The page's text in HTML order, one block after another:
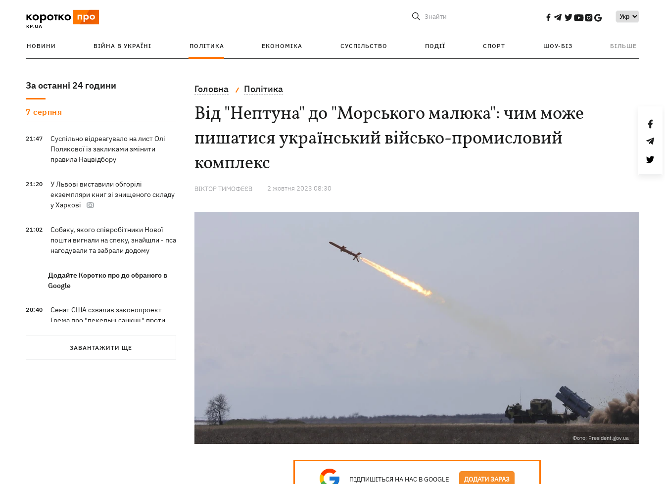
Знайти
НОВИНИ ВІЙНА В УКРАЇНІ ПОЛІТИКА ЕКОНОМІКА СУСПІЛЬСТВО ПОДІЇ СПОРТ ШОУ-БІЗ БІЛЬШЕ
За останні 24 години
7 серпня
21:47
Суспільно відреагувало на лист Олі
Полякової із закликами змінити
правила Нацвідбору
21:20
У Львові виставили обгорілі
екземпляри книг зі знищеного складу
у Харкові
21:02
Собаку, якого співробітники Нової
пошти вигнали на спеку, знайшли - пса
нагодували та забрали додому
Додайте Коротко про до обраного в
Google
20:40
Сенат США схвалив законопроект
Грема про "пекельні санкції" проти
ЗАВАНТАЖИТИ ЩЕ
Головна Політика
Від "Нептуна" до "Морського малюка": чим може
пишатися український військо-промисловий
комплекс
ВІКТОР ТИМОФЕЄВ 2 жовтня 2023 08:30
Фото: President.gov.ua
ПІДПИШІТЬСЯ НА НАС В GOOGLE ДОДАТИ ЗАРАЗ